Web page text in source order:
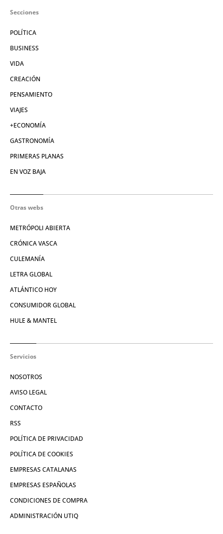
Secciones
POLÍTICA
BUSINESS
VIDA
CREACIÓN
PENSAMIENTO
VIAJES
+ECONOMÍA
GASTRONOMÍA
PRIMERAS PLANAS
EN VOZ BAJA
Otras webs
METRÓPOLI ABIERTA
CRÓNICA VASCA
CULEMANÍA
LETRA GLOBAL
ATLÁNTICO HOY
CONSUMIDOR GLOBAL
HULE & MANTEL
Servicios
NOSOTROS
AVISO LEGAL
CONTACTO
RSS
POLÍTICA DE PRIVACIDAD
POLÍTICA DE COOKIES
EMPRESAS CATALANAS
EMPRESAS ESPAÑOLAS
CONDICIONES DE COMPRA
ADMINISTRACIÓN UTIQ